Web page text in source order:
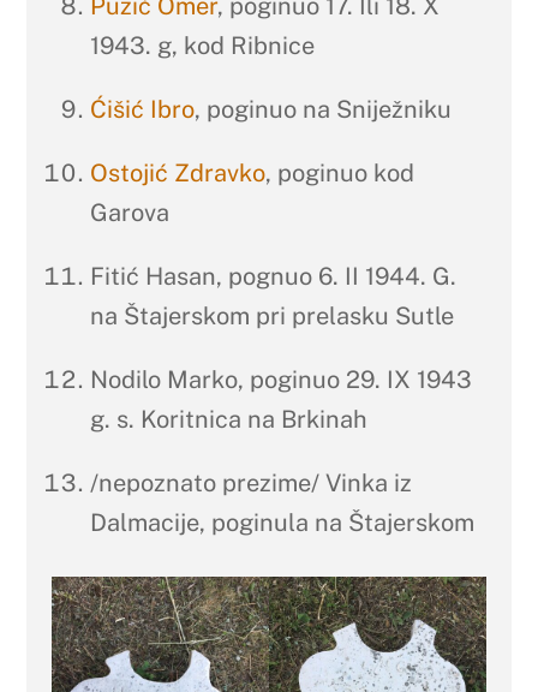
Puzić Omer, poginuo 17. Ili 18. X
1943. g, kod Ribnice
Ćišić Ibro, poginuo na Sniježniku
Ostojić Zdravko, poginuo kod
Garova
Fitić Hasan, pognuo 6. II 1944. G.
na Štajerskom pri prelasku Sutle
Nodilo Marko, poginuo 29. IX 1943
g. s. Koritnica na Brkinah
/nepoznato prezime/ Vinka iz
Dalmacije, poginula na Štajerskom